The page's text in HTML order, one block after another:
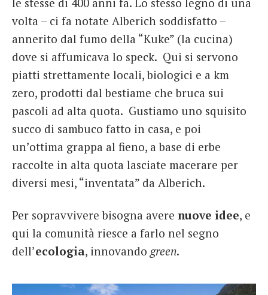
volta – ci fa notate Alberich soddisfatto –
annerito dal fumo della “Kuke” (la cucina)
dove si affumicava lo speck. Qui si servono
piatti strettamente locali, biologici e a km
zero, prodotti dal bestiame che bruca sui
pascoli ad alta quota. Gustiamo uno squisito
succo di sambuco fatto in casa, e poi
un’ottima grappa al fieno, a base di erbe
raccolte in alta quota lasciate macerare per
diversi mesi, “inventata” da Alberich.
Per sopravvivere bisogna avere nuove idee, e
qui la comunità riesce a farlo nel segno
dell’ecologia, innovando green.